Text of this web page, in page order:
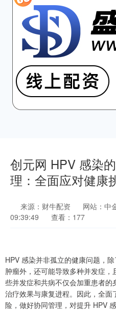
创元网 HPV 感染
理：全面应对健康
来源：财牛配资 网站：中
09:39:49
查看：177
HPV 感染并非孤立的健康问题，
肿瘤外，还可能导致多种并发症
些并发症和共病不仅会加重患者
治疗效果与康复进程。因此，全
险，做好协同管理，对提升 HPV